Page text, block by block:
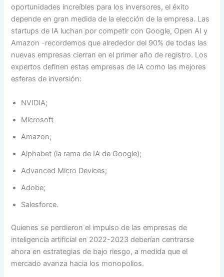
oportunidades increíbles para los inversores, el éxito
depende en gran medida de la elección de la empresa. Las
startups de IA luchan por competir con Google, Open AI y
Amazon -recordemos que alrededor del 90% de todas las
nuevas empresas cierran en el primer año de registro. Los
expertos definen estas empresas de IA como las mejores
esferas de inversión:
NVIDIA;
Microsoft
Amazon;
Alphabet (la rama de IA de Google);
Advanced Micro Devices;
Adobe;
Salesforce.
Quienes se perdieron el impulso de las empresas de
inteligencia artificial en 2022-2023 deberían centrarse
ahora en estrategias de bajo riesgo, a medida que el
mercado avanza hacia los monopolios.